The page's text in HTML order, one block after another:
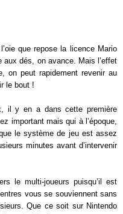
que repose la licence Mario
aux dés, on avance. Mais l’effet
on peut rapidement revenir au
le bout !
il y en a dans cette première
important mais qui à l’époque,
le système de jeu est assez
minutes avant d’intervenir
le multi-joueurs puisqu’il est
vous se souviennent sans
Que ce soit sur Nintendo